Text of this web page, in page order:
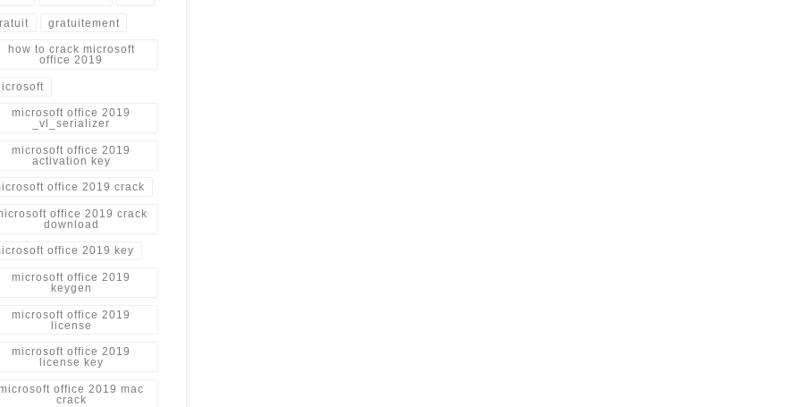
gratuitement
how to crack microsoft
office 2019
microsoft office 2019
_vl_serializer
microsoft office 2019
activation key
office 2019 crack
office 2019 crack
download
office 2019 key
microsoft office 2019
keygen
microsoft office 2019
license
microsoft office 2019
license key
office 2019 mac
crack